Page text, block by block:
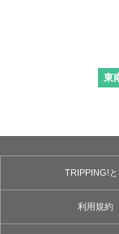
東
TRIPPING!と
利用規約